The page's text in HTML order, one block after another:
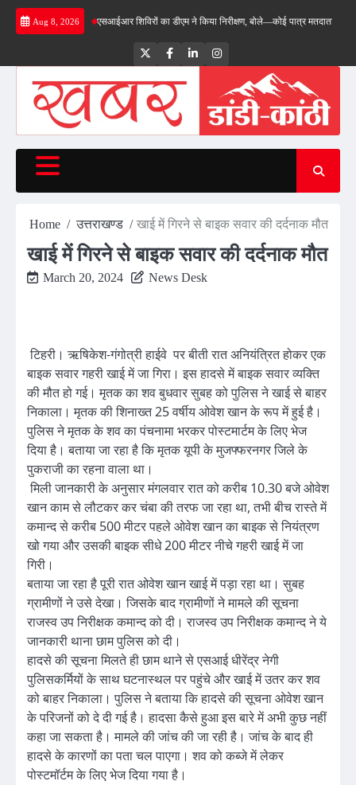
Skip
Aug 8, 2026
निरीक्षण… एसआईआर शिविरों का डीएम ने किया निरीक्षण, बोले—कोई पात्र मतदाता सूची से न छूटे…
TwitterFacebookLinkedInInstagram
Home उत्तराखण्ड खाई में गिरने से बाइक सवार की दर्दनाक मौत
खाई में गिरने से बाइक सवार की दर्दनाक मौत
March 20, 2024 News Desk
टिहरी। ऋषिकेश-गंगोत्री हाईवे पर बीती रात अनियंत्रित होकर एक
बाइक सवार गहरी खाई में जा गिरा। इस हादसे में बाइक सवार व्यक्ति
की मौत हो गई। मृतक का शव बुधवार सुबह को पुलिस ने खाई से बाहर
निकाला। मृतक की शिनाख्त 25 वर्षीय ओवेश खान के रूप में हुई है।
पुलिस ने मृतक के शव का पंचनामा भरकर पोस्टमार्टम के लिए भेज
दिया है। बताया जा रहा है कि मृतक यूपी के मुजफ्फरनगर जिले के
पुकराजी का रहना वाला था।
मिली जानकारी के अनुसार मंगलवार रात को करीब 10.30 बजे ओवेश
खान काम से लौटकर कर चंबा की तरफ जा रहा था, तभी बीच रास्ते में
कमान्द से करीब 500 मीटर पहले ओवेश खान का बाइक से नियंत्रण
खो गया और उसकी बाइक सीधे 200 मीटर नीचे गहरी खाई में जा
गिरी।
बताया जा रहा है पूरी रात ओवेश खान खाई में पड़ा रहा था। सुबह
ग्रामीणों ने उसे देखा। जिसके बाद ग्रामीणों ने मामले की सूचना
राजस्व उप निरीक्षक कमान्द को दी। राजस्व उप निरीक्षक कमान्द ने ये
जानकारी थाना छाम पुलिस को दी।
हादसे की सूचना मिलते ही छाम थाने से एसआई धीरेंद्र नेगी
पुलिसकर्मियों के साथ घटनास्थल पर पहुंचे और खाई में उतर कर शव
को बाहर निकाला। पुलिस ने बताया कि हादसे की सूचना ओवेश खान
के परिजनों को दे दी गई है। हादसा कैसे हुआ इस बारे में अभी कुछ नहीं
कहा जा सकता है। मामले की जांच की जा रही है। जांच के बाद ही
हादसे के कारणों का पता चल पाएगा। शव को कब्जे में लेकर
पोस्टमॉर्टम के लिए भेज दिया गया है।